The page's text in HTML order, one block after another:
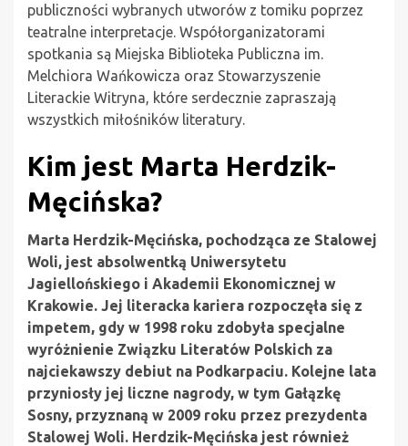
publiczności wybranych utworów z tomiku poprzez
teatralne interpretacje. Współorganizatorami
spotkania są Miejska Biblioteka Publiczna im.
Melchiora Wańkowicza oraz Stowarzyszenie
Literackie Witryna, które serdecznie zapraszają
wszystkich miłośników literatury.
Kim jest Marta Herdzik-
Męcińska?
Marta Herdzik-Męcińska, pochodząca ze Stalowej
Woli, jest absolwentką Uniwersytetu
Jagiellońskiego i Akademii Ekonomicznej w
Krakowie. Jej literacka kariera rozpoczęła się z
impetem, gdy w 1998 roku zdobyła specjalne
wyróżnienie Związku Literatów Polskich za
najciekawszy debiut na Podkarpaciu. Kolejne lata
przyniosły jej liczne nagrody, w tym Gałązkę
Sosny, przyznaną w 2009 roku przez prezydenta
Stalowej Woli. Herdzik-Męcińska jest również